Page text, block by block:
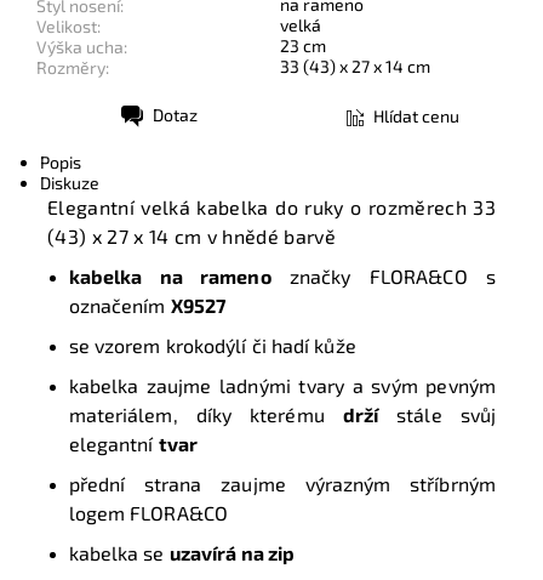
Styl nosení:
na rameno
Velikost:
velká
Výška ucha:
23 cm
Rozměry:
33 (43) x 27 x 14 cm
Dotaz Hlídat cenu
Popis
Diskuze
Elegantní velká kabelka do ruky o rozměrech 33
(43) x 27 x 14 cm v hnědé barvě
kabelka na ramenoznačky FLORA&CO s
označením X9527
se vzorem krokodýlí či hadí kůže
kabelka zaujme ladnými tvary a svým pevným
materiálem, díky kterému držístále svůj
elegantní tvar
přední strana zaujme výrazným stříbrným
logem FLORA&CO
kabelka se uzavírá na zip